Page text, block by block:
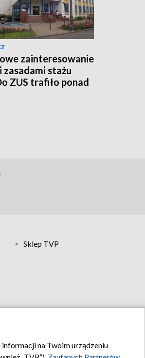
zainteresowanie
zasadami stażu
ZUS trafiło ponad
Sklep TVP
na Twoim urządzeniu